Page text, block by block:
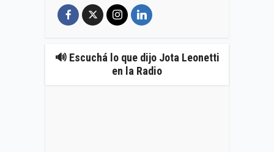
🔊 Escuchá lo que dijo Jota Leonetti
en la Radio